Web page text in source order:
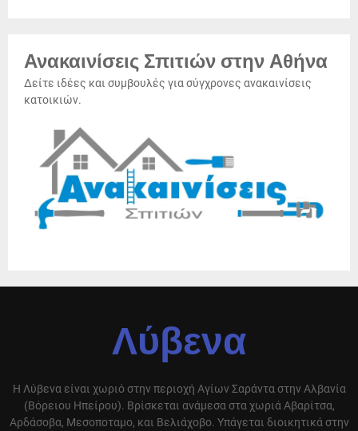
Ανακαινίσεις Σπιτιών στην Αθήνα
Δείτε ιδέες και συμβουλές για σύγχρονες ανακαινίσεις
κατοικιών.
Λύβενα
Η Λύβενα είναι χωριό στην περιοχή Αγίων Σαράντα στην Αλβανία
(Βόρειου Ηπείρου). Βρίσκεται ανάμεσα στα χωριά Αβαρίτσα,
Αρδάσοβα, Μεσοποταμο, και Βελιάχοβο. Υπάγεται διοικητικά στην